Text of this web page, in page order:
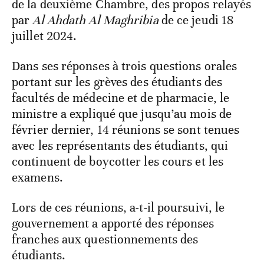
de la deuxième Chambre, des propos relayés
parAl Ahdath Al Maghribiade ce jeudi 18
juillet 2024.
Dans ses réponses à trois questions orales
portant sur les grèves des étudiants des
facultés de médecine et de pharmacie, le
ministre a expliqué que jusqu’au mois de
février dernier, 14 réunions se sont tenues
avec les représentants des étudiants, qui
continuent de boycotter les cours et les
examens.
Lors de ces réunions, a-t-il poursuivi, le
gouvernement a apporté des réponses
franches aux questionnements des
étudiants.